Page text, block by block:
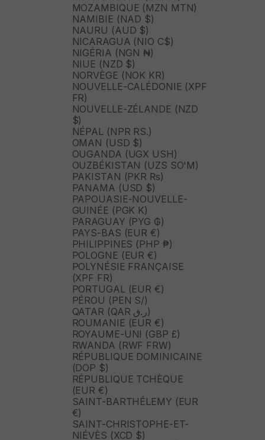
MOZAMBIQUE (MZN MTN)
NAMIBIE (NAD $)
NAURU (AUD $)
NICARAGUA (NIO C$)
NIGÉRIA (NGN ₦)
NIUE (NZD $)
NORVÈGE (NOK KR)
NOUVELLE-CALÉDONIE (XPF
FR)
NOUVELLE-ZÉLANDE (NZD
$)
NÉPAL (NPR RS.)
OMAN (USD $)
OUGANDA (UGX USH)
OUZBÉKISTAN (UZS SO'M)
PAKISTAN (PKR ₨)
PANAMA (USD $)
PAPOUASIE-NOUVELLE-
GUINÉE (PGK K)
PARAGUAY (PYG ₲)
PAYS-BAS (EUR €)
PHILIPPINES (PHP ₱)
POLOGNE (EUR €)
POLYNÉSIE FRANÇAISE
(XPF FR)
PORTUGAL (EUR €)
PÉROU (PEN S/)
QATAR (QAR ر.ق)
ROUMANIE (EUR €)
ROYAUME-UNI (GBP £)
RWANDA (RWF FRW)
RÉPUBLIQUE DOMINICAINE
(DOP $)
RÉPUBLIQUE TCHÈQUE
(EUR €)
SAINT-BARTHÉLEMY (EUR
€)
SAINT-CHRISTOPHE-ET-
NIÉVÈS (XCD $)